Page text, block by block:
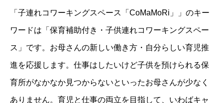
「子連れコワーキングスペース「CoMaMoRi」」のキー
ワードは「保育補助付き・子供連れコワーキングスペー
ス」です。お母さんの新しい働き方・自分らしい育児推
進を応援します。仕事はしたいけど子供を預けられる保
育所がなかなか見つからないといったお母さんが少なく
ありません。育児と仕事の両立を目指して、いわばキャ